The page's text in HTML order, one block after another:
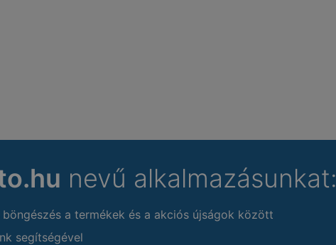
nevű alkalmazásunkat:
a termékek és a akciós újságok között
segítségével